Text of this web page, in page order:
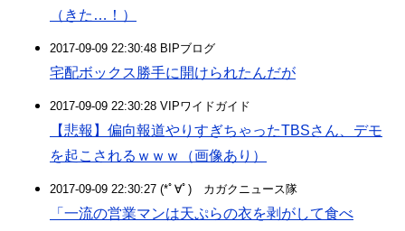
（きた…！）
2017-09-09 22:30:48 BIPブログ
宅配ボックス勝手に開けられたんだが
2017-09-09 22:30:28 VIPワイドガイド
【悲報】偏向報道やりすぎちゃったTBSさん、デモ
を起こされるｗｗｗ（画像あり）
2017-09-09 22:30:27 (*ﾟ∀ﾟ)ゞカガクニュース隊
「一流の営業マンは天ぷらの衣を剥がして食べ